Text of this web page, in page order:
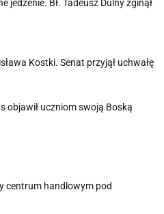
jedzenie. Bł. Tadeusz Dulny zginął
Kostki. Senat przyjął uchwałę
objawił uczniom swoją Boską
centrum handlowym pod